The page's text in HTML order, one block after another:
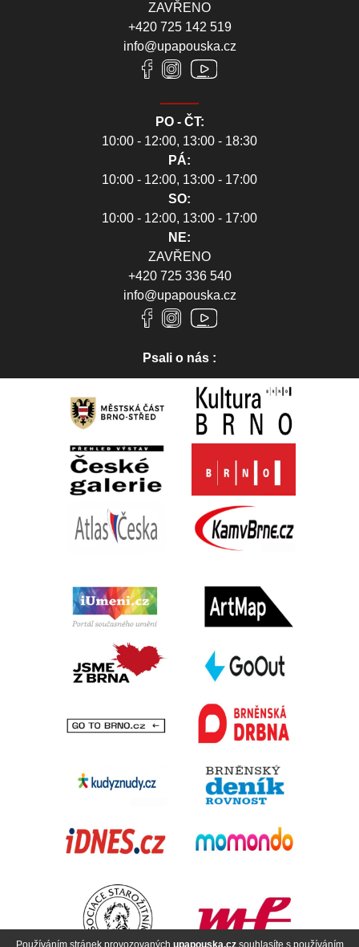
Používáním stránek provozovaných upapouska.czsouhlasíte s používáním
ZAVŘENO
+420 725 142 519
info@upapouska.cz
PO - ČT:
10:00 - 12:00, 13:00 - 18:30
PÁ:
10:00 - 12:00, 13:00 - 17:00
SO:
10:00 - 12:00, 13:00 - 17:00
NE:
ZAVŘENO
+420 725 336 540
info@upapouska.cz
Psali o nás :